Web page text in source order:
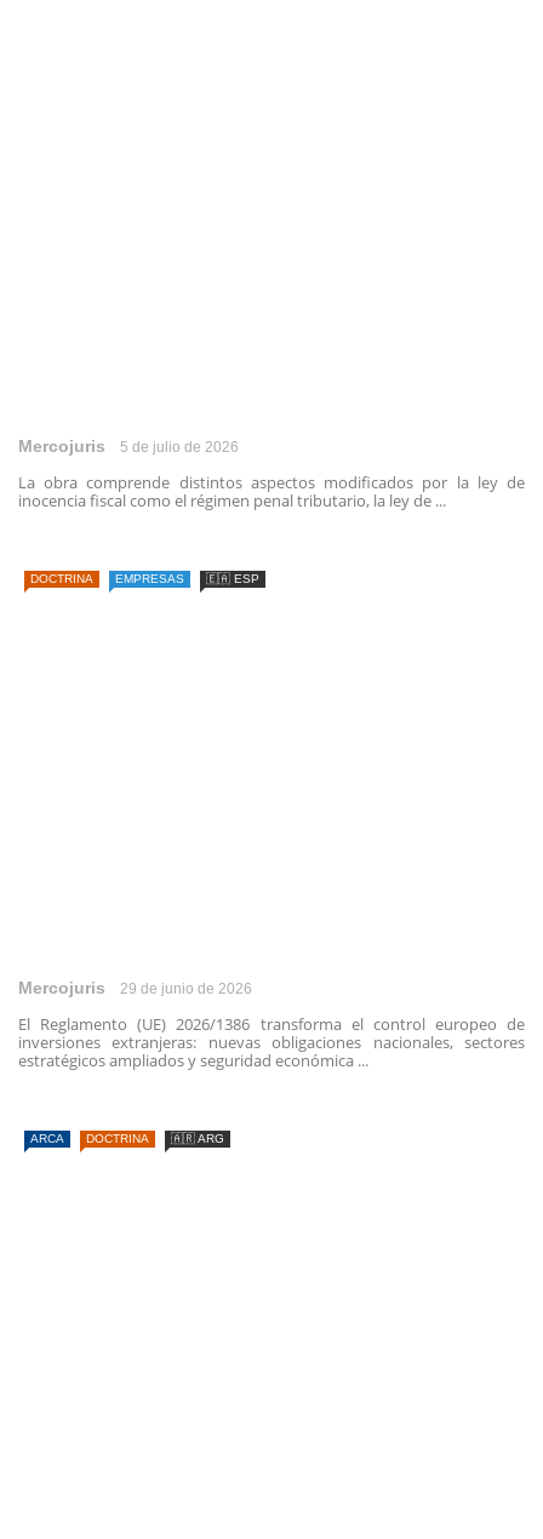
Mercojuris 5 de julio de 2026
La obra comprende distintos aspectos modificados por la ley de
inocencia fiscal como el régimen penal tributario, la ley de ...
DOCTRINA EMPRESAS 🇪🇦 ESP
Mercojuris 29 de junio de 2026
El Reglamento (UE) 2026/1386 transforma el control europeo de
inversiones extranjeras: nuevas obligaciones nacionales, sectores
estratégicos ampliados y seguridad económica ...
ARCA DOCTRINA 🇦🇷 ARG